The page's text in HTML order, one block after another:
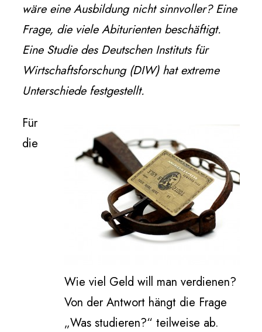
wäre eine Ausbildung nicht sinnvoller? Eine
Frage, die viele Abiturienten beschäftigt.
Eine Studie des Deutschen Instituts für
Wirtschaftsforschung (DIW) hat extreme
Unterschiede festgestellt.
Wie viel Geld will man verdienen?
Von der Antwort hängt die Frage
„Was studieren?“ teilweise ab.
Für
die